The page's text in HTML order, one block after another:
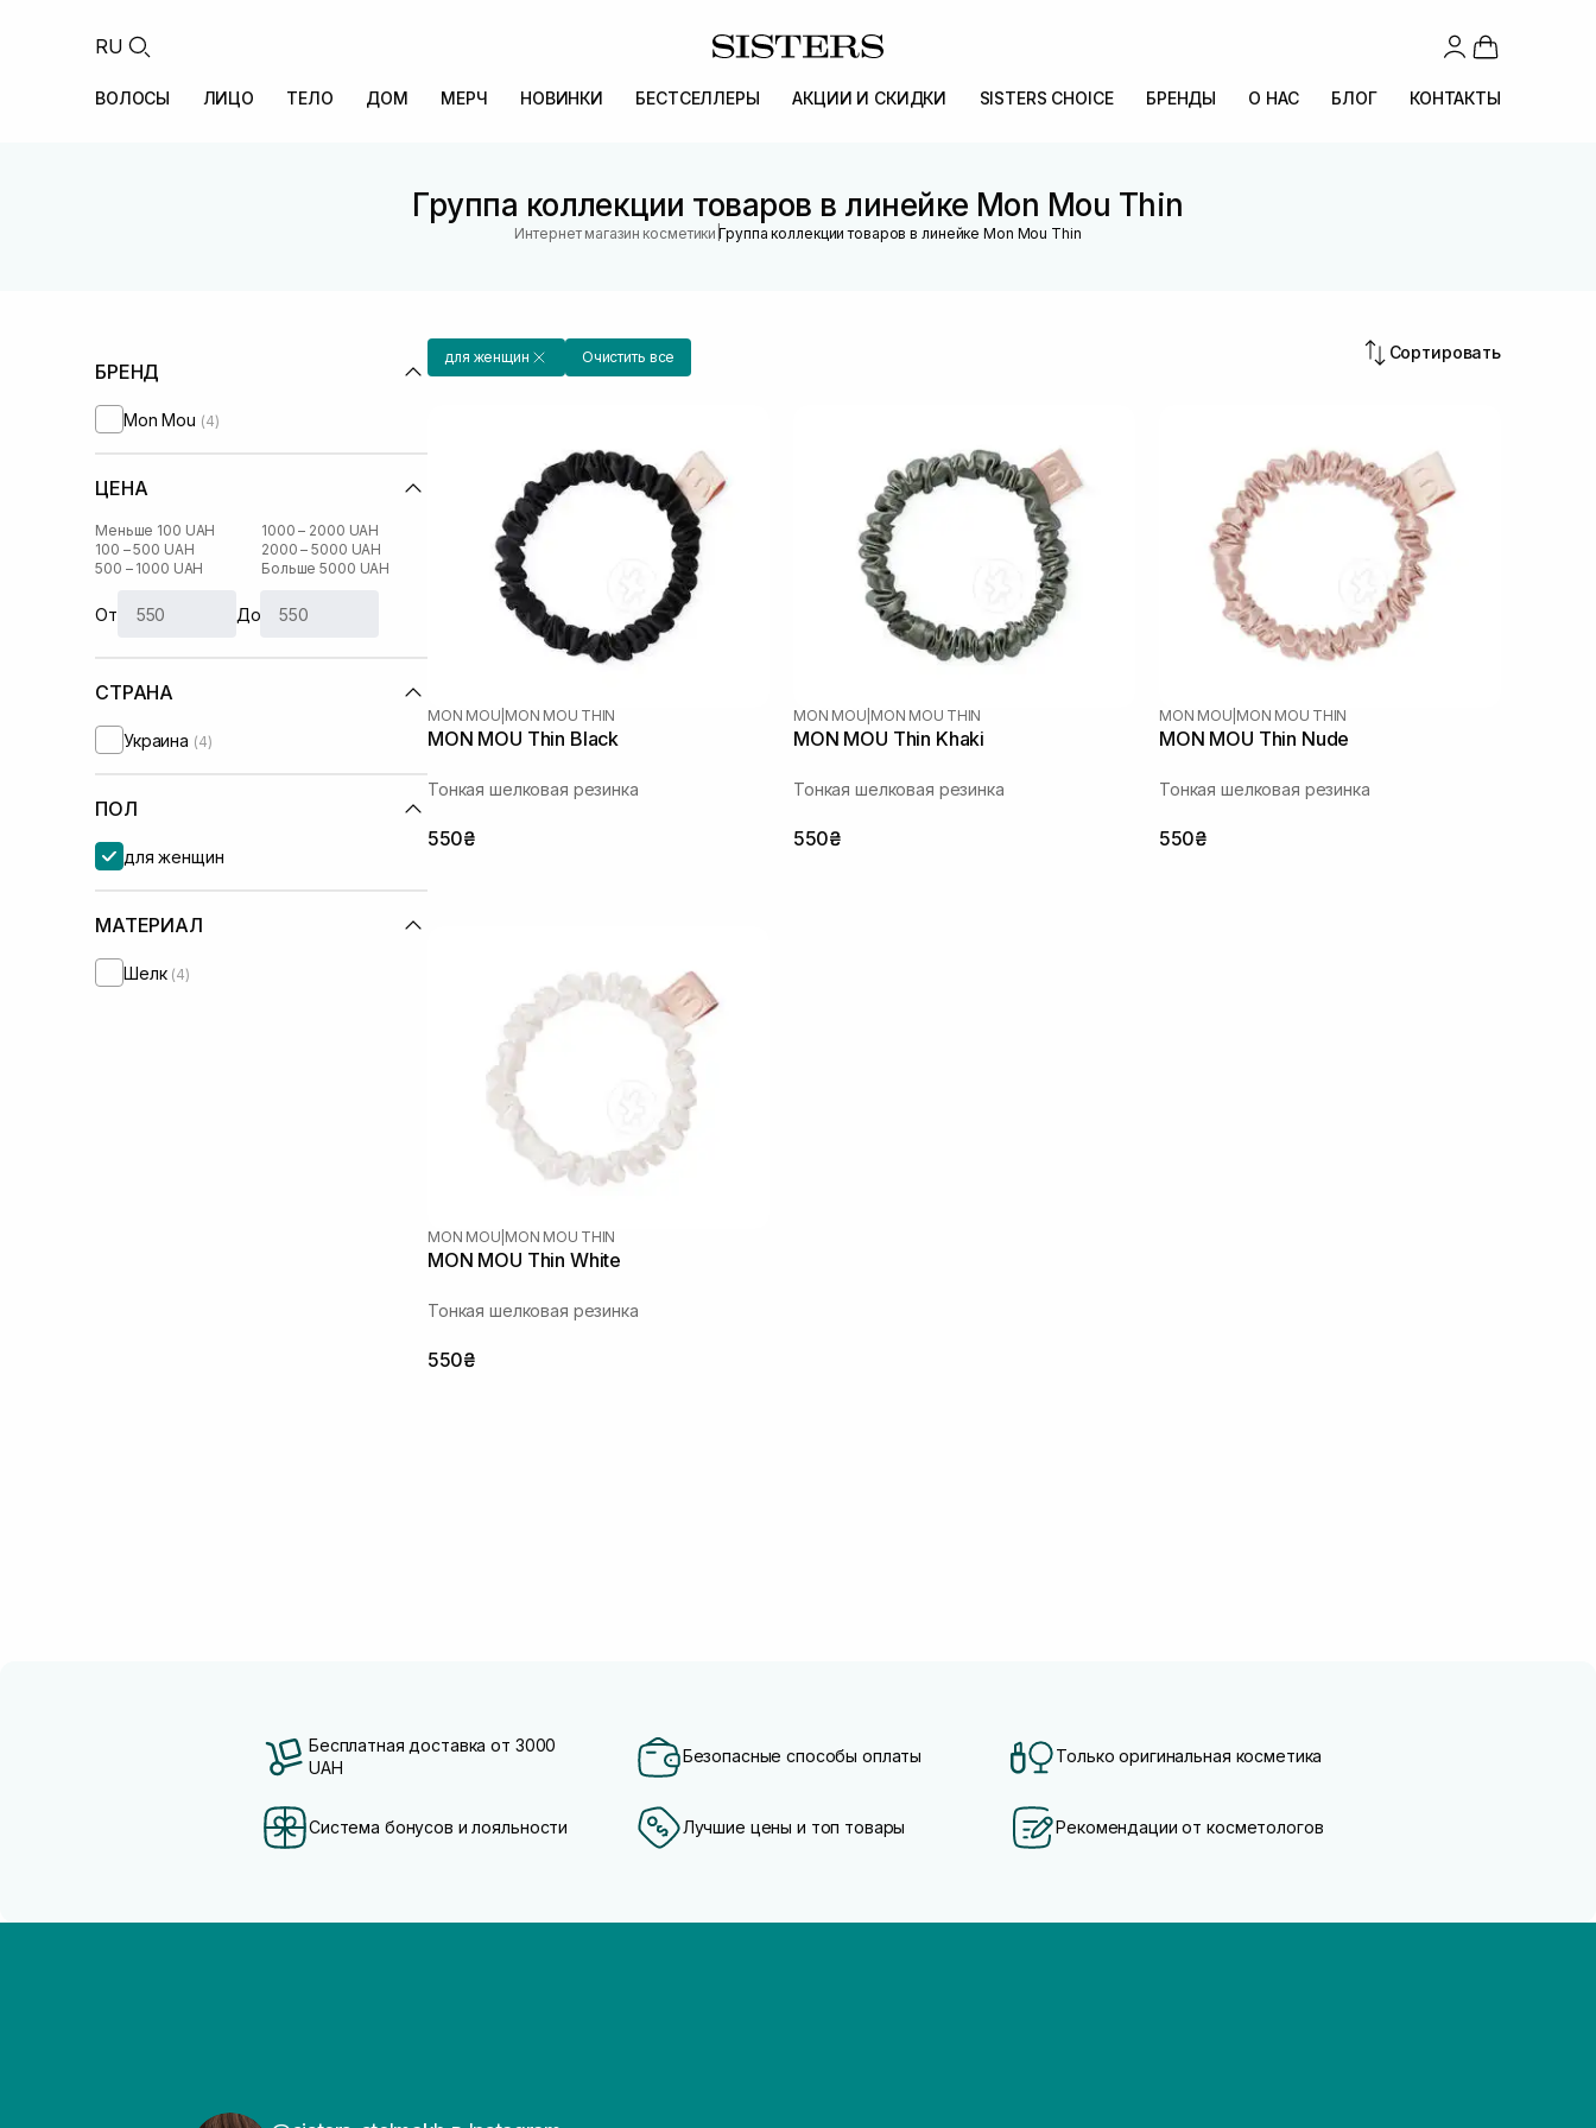
RU
ВОЛОСЫ ЛИЦО ТЕЛО ДОМ МЕРЧ НОВИНКИ БЕСТСЕЛЛЕРЫ АКЦИИ И СКИДКИ SISTERS CHOICE БРЕНДЫ О НАС БЛОГ КОНТАКТЫ
Группа коллекции товаров в линейке Mon Mou Thin
Интернет магазин косметики |Группа коллекции товаров в линейке Mon Mou Thin
БРЕНД
Mon Mou (4)
ЦЕНА
Меньше 100 UAH
100 – 500 UAH
500 – 1000 UAH
1000 – 2000 UAH
2000 – 5000 UAH
Больше 5000 UAH
От До
СТРАНА
Украина (4)
ПОЛ
для женщин
МАТЕРИАЛ
Шелк (4)
для женщин Очистить все Сортировать
MON MOU MON MOU THIN
MON MOU Thin Black
Тонкая шелковая резинка
550₴
MON MOU MON MOU THIN
MON MOU Thin Khaki
Тонкая шелковая резинка
550₴
MON MOU MON MOU THIN
MON MOU Thin Nude
Тонкая шелковая резинка
550₴
MON MOU MON MOU THIN
MON MOU Thin White
Тонкая шелковая резинка
550₴
Бесплатная доставка от 3000
UAH
Безопасные способы оплаты Только оригинальная косметика
Система бонусов и лояльности Лучшие цены и топ товары Рекомендации от косметологов